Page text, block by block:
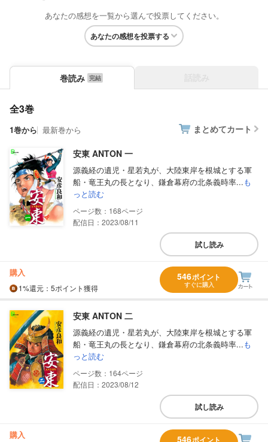
あなたの感想を一覧から選んで投票してください。
あなたの感想を投票する
巻読み
全3巻
1巻から 最新巻から まとめてカート
安東 ANTON 一
源義経の遺児・星若丸が、大陸東岸を根城とする軍
船・竜王丸の長となり、鎌倉幕府の北条義時率...も
っと読む
168
配信日：2023/08/11
試し読み
購入
1%還元 ：5ポイント獲得
546ポイント
すぐに購入
安東 ANTON 二
源義経の遺児・星若丸が、大陸東岸を根城とする軍
船・竜王丸の長となり、鎌倉幕府の北条義時率...も
っと読む
164
配信日：2023/08/12
試し読み
購入 546ポイント